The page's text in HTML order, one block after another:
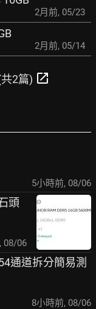
2月前, 05/23
2月前, 05/14
2篇) open_in_new
5小時前, 08/06
頭
, 08/06
通道拆分簡易測
8小時前, 08/06